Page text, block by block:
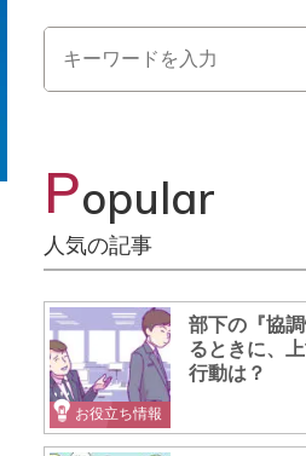
Popular
人気の記事
お役立ち情報
部下の『協
るときに、
行動は？